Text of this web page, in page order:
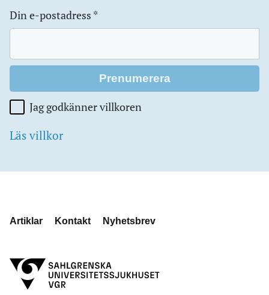
Din e-postadress *
Jag godkänner villkoren
Läs villkor
Artiklar Kontakt Nyhetsbrev